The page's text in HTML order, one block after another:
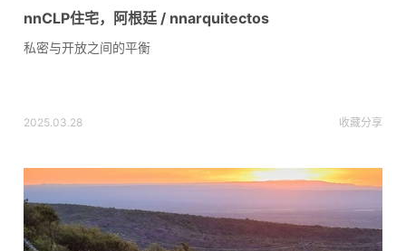
nnCLP住宅，阿根廷 / nnarquitectos
私密与开放之间的平衡
2025.03.28 收藏分享